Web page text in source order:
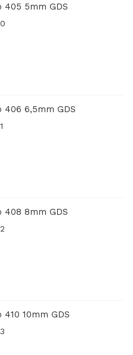
405 5mm GDS
6,5mm GDS
408 8mm GDS
10mm GDS